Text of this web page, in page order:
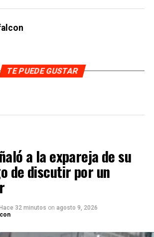
TE PUEDE GUSTAR
a la expareja de su
de discutir por un
32 minutos on agosto 9, 2026